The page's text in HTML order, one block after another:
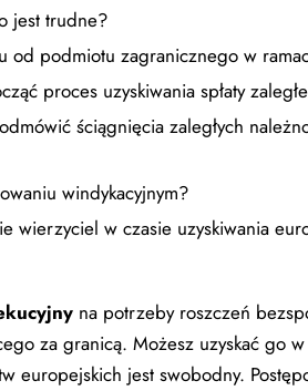
jest trudne?
od podmiotu zagranicznego w
proces uzyskiwania spłaty
ściągnięcia zaległych
windykacyjnym?
wierzyciel w czasie uzyskiwania
na potrzeby roszczeń
za granicą. Możesz uzyskać go
europejskich jest swobodny.